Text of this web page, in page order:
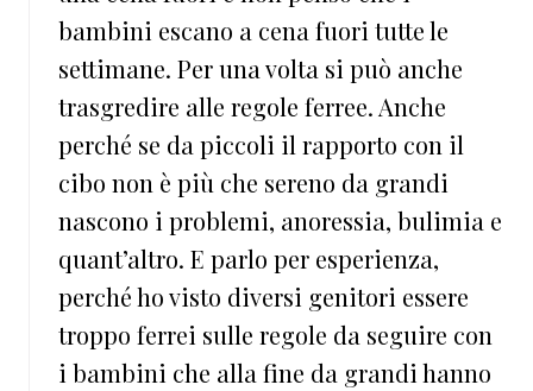
bambini escano a cena fuori tutte le
settimane. Per una volta si può anche
trasgredire alle regole ferree. Anche
perché se da piccoli il rapporto con il
cibo non è più che sereno da grandi
nascono i problemi, anoressia, bulimia e
quant’altro. E parlo per esperienza,
perché ho visto diversi genitori essere
troppo ferrei sulle regole da seguire con
i bambini che alla fine da grandi hanno